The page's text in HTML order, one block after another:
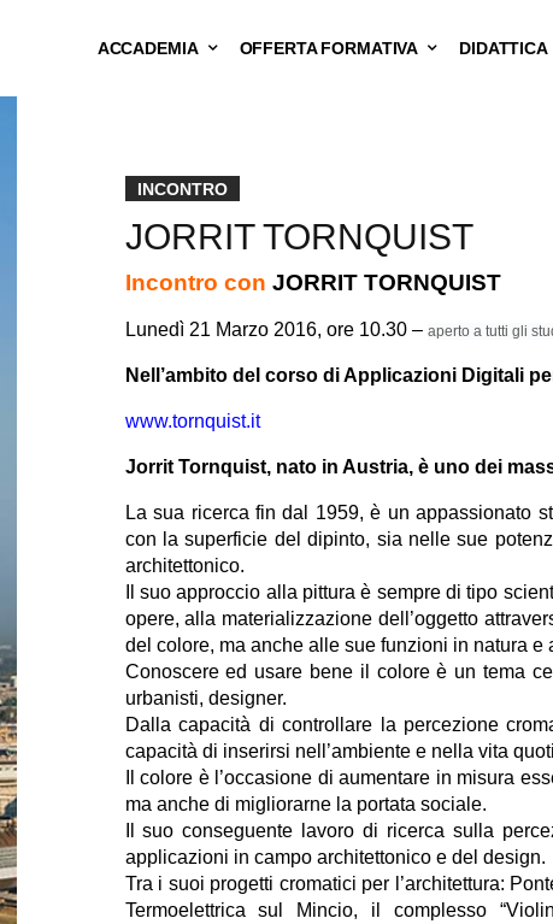
ACCADEMIA OFFERTA FORMATIVA DIDATTICA
INCONTRO
JORRIT TORNQUIST
Incontro con JORRIT TORNQUIST
Lunedì 21 Marzo 2016, ore 10.30 – aperto a tutti gli
Nell’ambito del corso di Applicazioni Digitali
www.tornquist.it
Jorrit Tornquist, nato in Austria, è uno dei
La sua ricerca fin dal 1959, è un appassionato
con la superficie del dipinto, sia nelle sue
architettonico.
Il suo approccio alla pittura è sempre di tipo
opere, alla materializzazione dell’oggetto
del colore, ma anche alle sue funzioni in natura e
Conoscere ed usare bene il colore è un tema
urbanisti, designer.
Dalla capacità di controllare la percezione
capacità di inserirsi nell’ambiente e nella vita
Il colore è l’occasione di aumentare in misura
ma anche di migliorarne la portata sociale.
Il suo conseguente lavoro di ricerca sulla
applicazioni in campo architettonico e del design.
Tra i suoi progetti cromatici per l’architettura:
Termoelettrica sul Mincio, il complesso